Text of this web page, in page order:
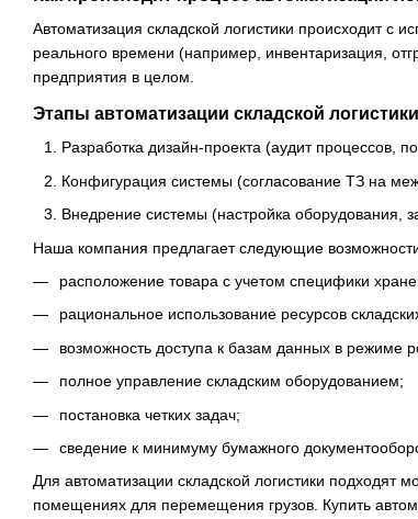
Автоматизация складской логистики происходит с
реального времени (например, инвентаризация,
предприятия в целом.
Этапы автоматизации складской логистики
Разработка дизайн-проекта (аудит процессов,
Конфигурация системы (согласование ТЗ на
Внедрение системы (настройка оборудования,
Наша компания предлагает следующие возможности
расположение товара с учетом специфики
рациональное использование ресурсов
возможность доступа к базам данных в режиме
полное управление складским оборудованием;
постановка четких задач;
сведение к минимуму бумажного
Для автоматизации складской логистики
помещениях для перемещения грузов. Купить